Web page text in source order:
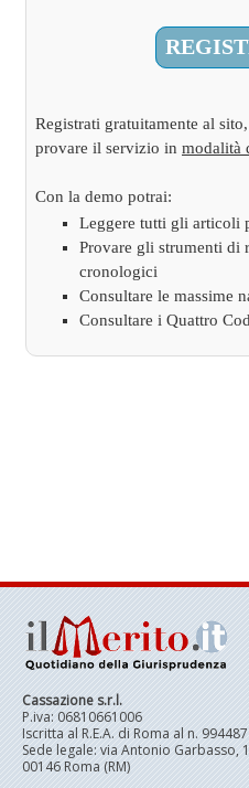
Registrati gratuitamente al
provare il servizio in modalità
Con la demo potrai:
Leggere tutti gli articoli
Provare gli strumenti di
cronologici
Consultare le massime
Consultare i Quattro
Cassazione s.r.l.
P.iva: 06810661006
Iscritta al R.E.A. di Roma al n. 994487
Sede legale: via Antonio Garbasso,
00146 Roma (RM)